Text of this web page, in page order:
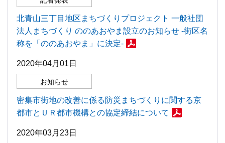
北青山三丁目地区まちづくりプロジェクト 一般社団
法人まちづくり ののあおやま設立のお知らせ -街区名
称を「ののあおやま」に決定-
2020年04月01日
お知らせ
密集市街地の改善に係る防災まちづくりに関する京
都市とＵＲ都市機構との協定締結について
2020年03月23日